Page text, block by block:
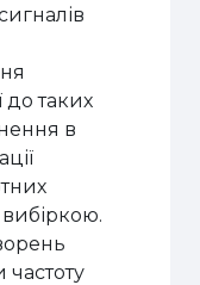
до таких
в
вибіркою.
частоту